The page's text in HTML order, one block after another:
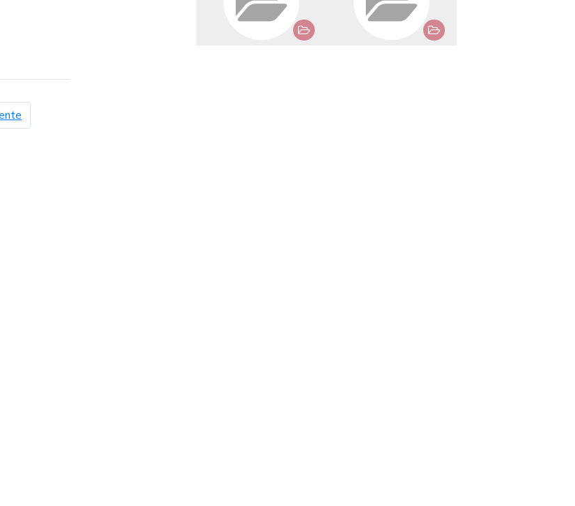
página siguiente